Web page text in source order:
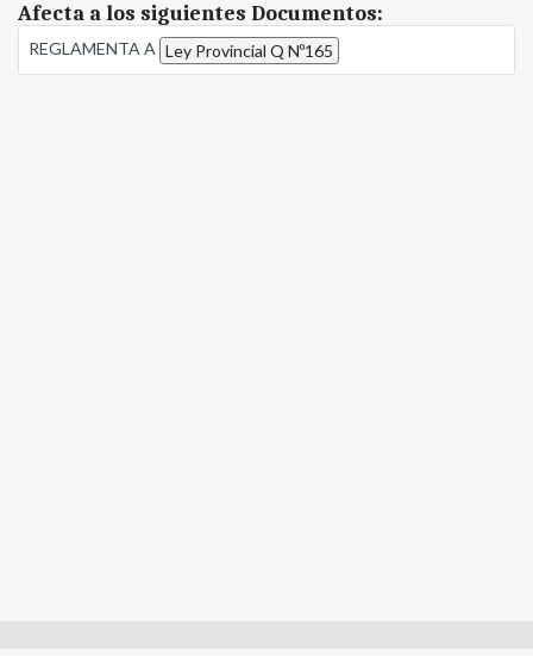
Afecta a los siguientes Documentos:
REGLAMENTA A Ley Provincial Q Nº165